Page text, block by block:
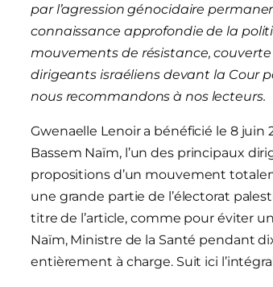
par l’agression génocidaire
connaissance approfondie de la
mouvements de résistance, couverte
dirigeants israéliens devant la Cour
nous recommandons à nos lecteurs.
Gwenaelle Lenoir a bénéficié le 8
Bassem Naïm, l’un des principaux
propositions d’un mouvement
une grande partie de l’électorat
titre de l’article, comme pour éviter
Naïm, Ministre de la Santé pendant
entièrement à charge. Suit ici